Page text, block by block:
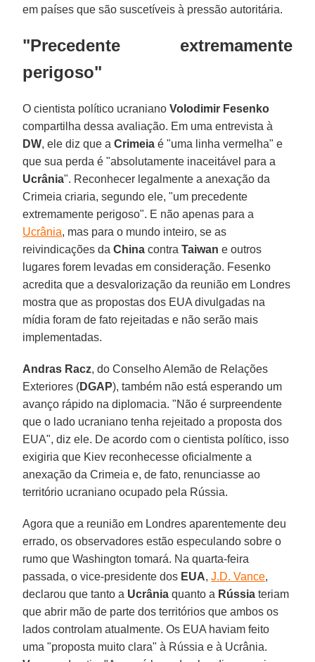
em países que são suscetíveis à pressão autoritária.
"Precedente extremamente
perigoso"
O cientista político ucranianoVolodimir Fesenko
compartilha dessa avaliação. Em uma entrevista à
DW, ele diz que aCrimeia é "uma linha vermelha" e
que sua perda é "absolutamente inaceitável para a
Ucrânia". Reconhecer legalmente a anexação da
Crimeia criaria, segundo ele, "um precedente
extremamente perigoso". E não apenas para a
Ucrânia, mas para o mundo inteiro, se as
reivindicações daChina contraTaiwan e outros
lugares forem levadas em consideração. Fesenko
acredita que a desvalorização da reunião em Londres
mostra que as propostas dos EUA divulgadas na
mídia foram de fato rejeitadas e não serão mais
implementadas.
Andras Racz, do Conselho Alemão de Relações
Exteriores (DGAP), também não está esperando um
avanço rápido na diplomacia. "Não é surpreendente
que o lado ucraniano tenha rejeitado a proposta dos
EUA", diz ele. De acordo com o cientista político, isso
exigiria que Kiev reconhecesse oficialmente a
anexação da Crimeia e, de fato, renunciasse ao
território ucraniano ocupado pela Rússia.
Agora que a reunião em Londres aparentemente deu
errado, os observadores estão especulando sobre o
rumo que Washington tomará. Na quarta-feira
passada, o vice-presidente dos EUA,J.D. Vance,
declarou que tanto a Ucrânia quanto a Rússia teriam
que abrir mão de parte dos territórios que ambos os
lados controlam atualmente. Os EUA haviam feito
uma "proposta muito clara" à Rússia e à Ucrânia.